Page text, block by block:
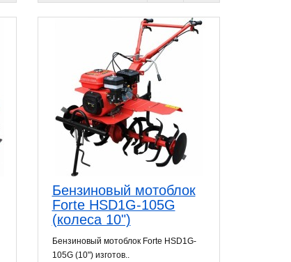
Бензиновый мотоблок
Forte HSD1G-105G
(колеса 10")
Бензиновый мотоблок Forte HSD1G-
105G (10") изготов..